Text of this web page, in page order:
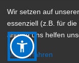
© 2023
Wir setzen auf
essenziell (z.B. für
andere uns helfen
Mehr erfahren